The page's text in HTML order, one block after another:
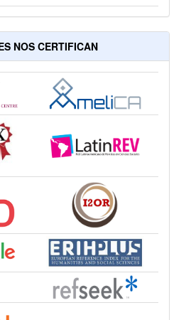
NOS CERTIFICAN